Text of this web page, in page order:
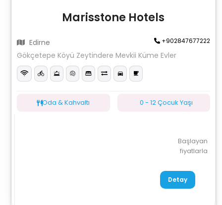
Marisstone Hotels
Edirne +902847677222
Gökçetepe Köyü Zeytindere Mevkii Küme Evler
Oda & Kahvaltı 0 - 12 Çocuk Yaşı
Başlayan
fiyatlarla
Detay